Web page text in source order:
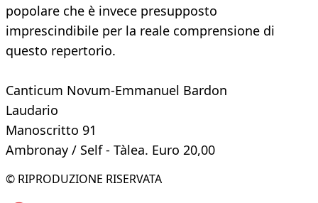
popolare che è invece presupposto
imprescindibile per la reale comprensione di
questo repertorio.
Canticum Novum-Emmanuel Bardon
Laudario
Manoscritto 91
Ambronay / Self - Tàlea. Euro 20,00
© RIPRODUZIONE RISERVATA